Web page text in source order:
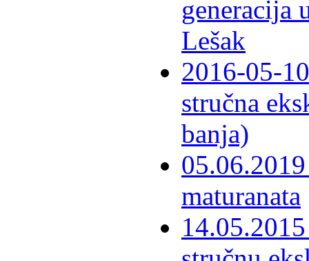
generacija
Lešak
2016-05-
stručna
banja)
maturanata